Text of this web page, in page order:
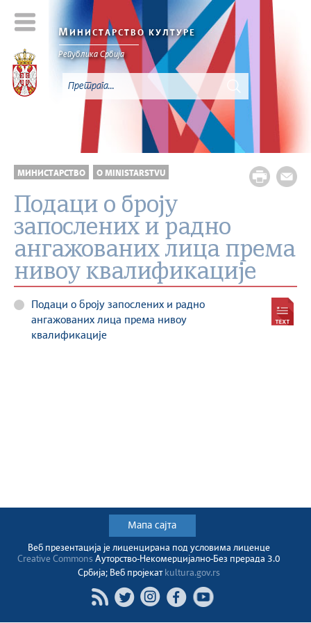
МИНИСТАРСТВО КУЛТУРЕ
Републикa Србијa
МИНИСТАРСТВО O MINISTARSTVU
Подаци о броју
запослених и радно
ангажованих лица према
нивоу квалификације
Подаци о броју запослених и радно
ангажованих лица према нивоу
квалификације
Мапа сајта
Веб презентација jе лиценциранa под условима лиценце
Creative CommonsАуторство-Некомерцијално-Без прерада 3.0
Србија; Веб пројекат kultura.gov.rs